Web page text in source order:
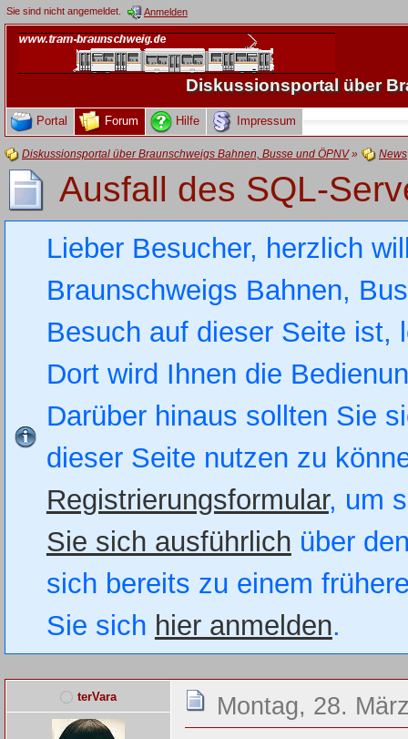
Sie sind nicht angemeldet. Anmelden
Diskussionsportal über
Portal Forum Hilfe Impressum
Diskussionsportal über Braunschweigs Bahnen, Busse und ÖPNV» News
Ausfall des SQL-
Lieber Besucher, herzlich
Braunschweigs Bahnen,
Besuch auf dieser Seite
Dort wird Ihnen die
Darüber hinaus sollten Sie
dieser Seite nutzen zu
Registrierungsformular, um
Sie sich ausführlich über
sich bereits zu einem
Sie sich hier anmelden.
terVara Montag, 28.